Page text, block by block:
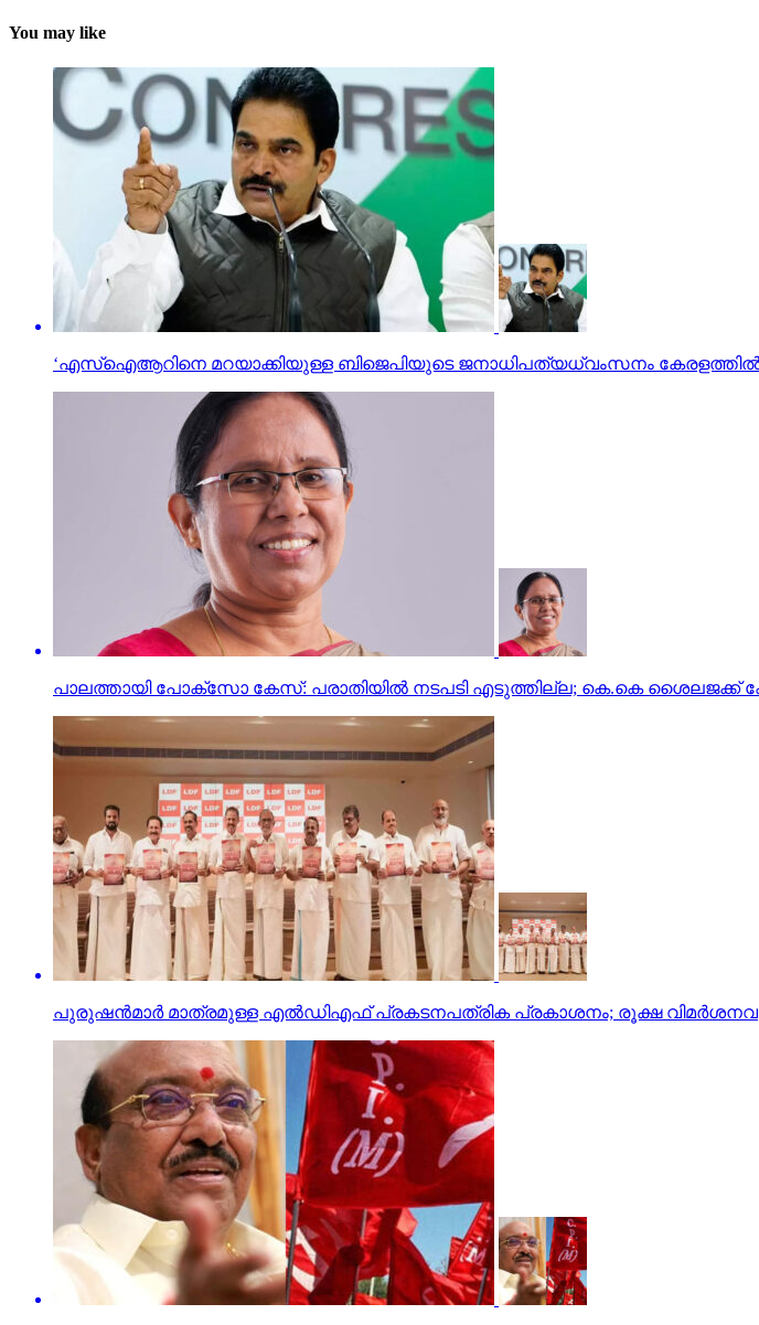
You may like
‘എസ്‌ഐആറിനെ മറയാക്കിയുള്ള ബിജെപിയുടെ ജനാധിപത്യധ്വംസനം
പാലത്തായി പോക്സോ കേസ്: പരാതിയില്‍ നടപടി എടുത്തില്ല; കെ.കെ ശൈലജക്ക്
പുരുഷന്‍മാര്‍ മാത്രമുള്ള എല്‍ഡിഎഫ് പ്രകടനപത്രിക പ്രകാശനം; രൂക്ഷ